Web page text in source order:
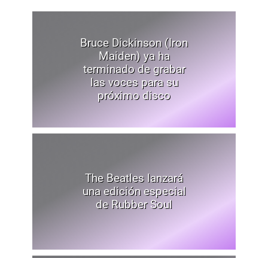
Bruce Dickinson (Iron
Maiden) ya ha
terminado de grabar
las voces para su
próximo disco
The Beatles lanzará
una edición especial
de Rubber Soul